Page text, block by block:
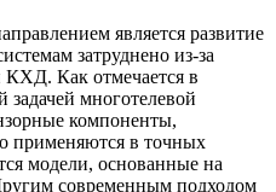
является развитие
затруднено из-за
КХД. Как отмечается в
задачей многотелевой
компоненты,
применяются в точных
модели, основанные на
современным подходом